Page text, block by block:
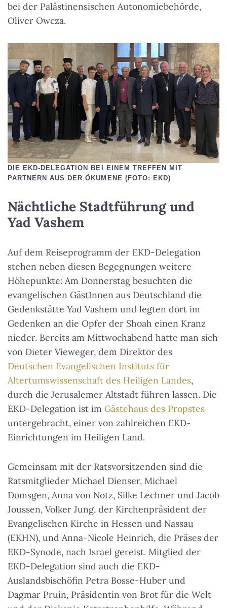
bei der Palästinensischen Autonomiebehörde,
Oliver Owcza.
DIE EKD-DELEGATION BEI EINEM TREFFEN MIT
PARTNERN AUS DER ÖKUMENE (FOTO: EKD)
Nächtliche Stadtführung und
Yad Vashem
Auf dem Reiseprogramm der EKD-Delegation
stehen neben diesen Begegnungen weitere
Höhepunkte: Am Donnerstag besuchten die
evangelischen GästInnen aus Deutschland die
Gedenkstätte Yad Vashem und legten dort im
Gedenken an die Opfer der Shoah einen Kranz
nieder. Bereits am Mittwochabend hatte man sich
von Dieter Vieweger, dem Direktor des
Deutschen Evangelischen Instituts für
Altertumswissenschaft des Heiligen Landes,
durch die Jerusalemer Altstadt führen lassen. Die
EKD-Delegation ist im Gästehaus des Propstes
untergebracht, einer von zahlreichen EKD-
Einrichtungen im Heiligen Land.
Gemeinsam mit der Ratsvorsitzenden sind die
Ratsmitglieder Michael Dienser, Michael
Domsgen, Anna von Notz, Silke Lechner und Jacob
Joussen, Volker Jung, der Kirchenpräsident der
Evangelischen Kirche in Hessen und Nassau
(EKHN), und Anna-Nicole Heinrich, die Präses der
EKD-Synode, nach Israel gereist. Mitglied der
EKD-Delegation sind auch die EKD-
Auslandsbischöfin Petra Bosse-Huber und
Dagmar Pruin, Präsidentin von Brot für die Welt